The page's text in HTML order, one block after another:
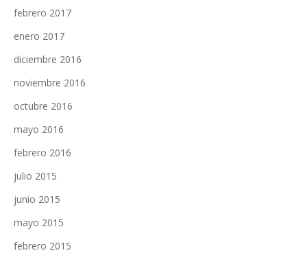
febrero 2017
enero 2017
diciembre 2016
noviembre 2016
octubre 2016
mayo 2016
febrero 2016
julio 2015
junio 2015
mayo 2015
febrero 2015